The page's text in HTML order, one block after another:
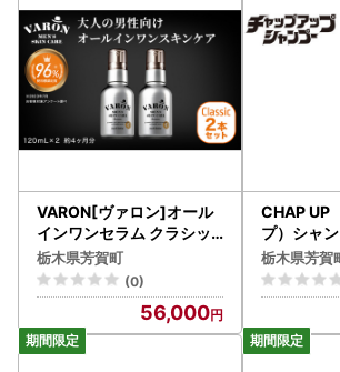
VARON[ヴァロン]オール
インワンセラム クラシッ
ク 2本セット
栃木県芳賀町
(0)
56,000
CHAP UP
プ）シャ
栃木県芳賀